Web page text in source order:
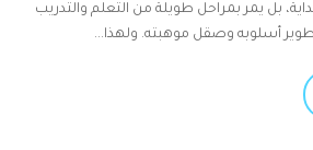
بل يمر بمراحل طويلة من التعلم والتدريب
أسلوبه وصقل موهبته. ولهذا...